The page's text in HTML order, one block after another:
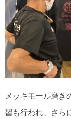
メッキモール磨き
習も行われ、さら